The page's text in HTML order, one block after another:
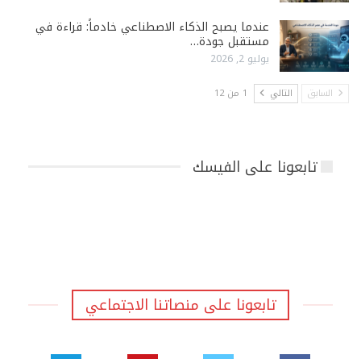
عندما يصبح الذكاء الاصطناعي خادماً: قراءة في
مستقبل جودة…
يوليو 2, 2026
السابق التالي 1 من 12
تابعونا على الفيسك
تابعونا على منصاتنا الاجتماعي